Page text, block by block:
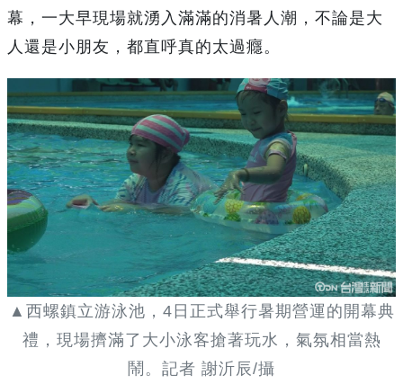
幕，一大早現場就湧入滿滿的消暑人潮，不論是大
人還是小朋友，都直呼真的太過癮。
▲西螺鎮立游泳池，4日正式舉行暑期營運的開幕典
禮，現場擠滿了大小泳客搶著玩水，氣氛相當熱
鬧。記者 謝沂辰/攝